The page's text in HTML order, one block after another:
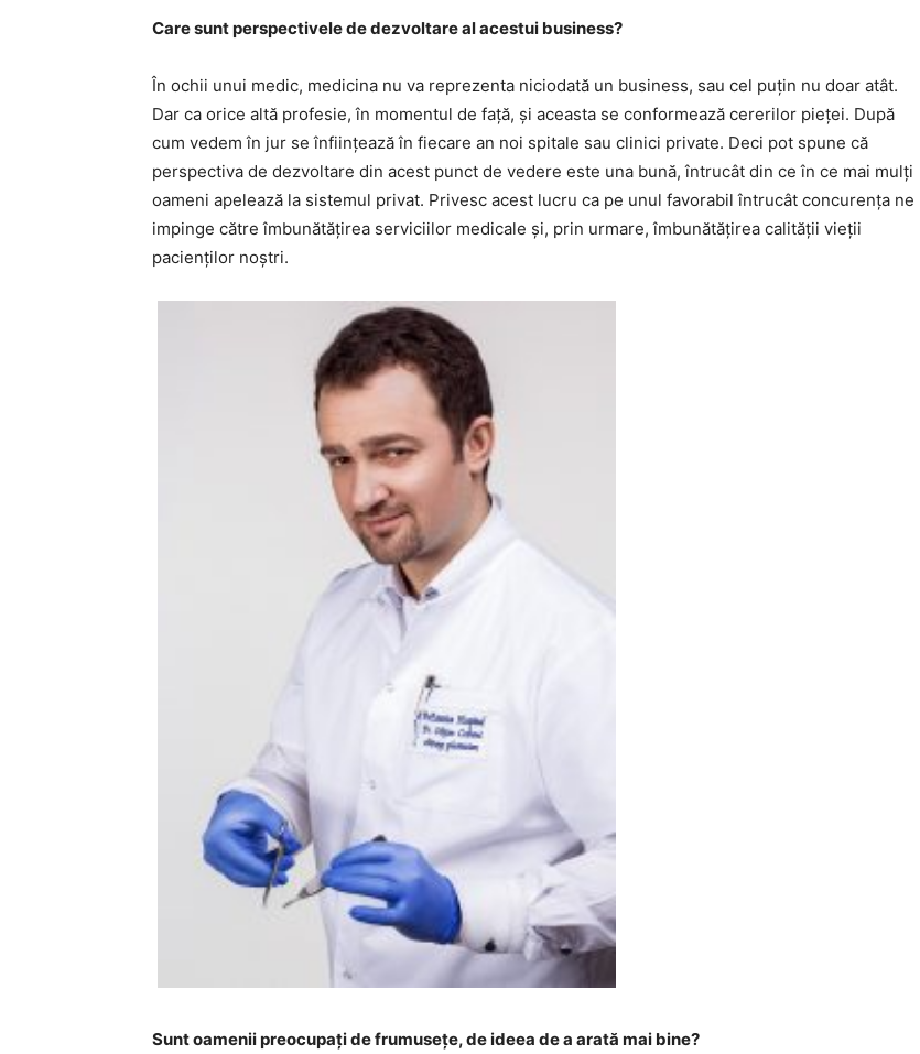
Care sunt perspectivele de dezvoltare al acestui business?
În ochii unui medic, medicina nu va reprezenta niciodată un business, sau cel puțin nu doar atât.
Dar ca orice altă profesie, în momentul de față, și aceasta se conformează cererilor pieței. După
cum vedem în jur se înființează în fiecare an noi spitale sau clinici private. Deci pot spune că
perspectiva de dezvoltare din acest punct de vedere este una bună, întrucât din ce în ce mai mulți
oameni apelează la sistemul privat. Privesc acest lucru ca pe unul favorabil întrucât concurența ne
impinge către îmbunătățirea serviciilor medicale și, prin urmare, îmbunătățirea calității vieții
pacienților noștri.
Sunt oamenii preocupați de frumusețe, de ideea de a arată mai bine?